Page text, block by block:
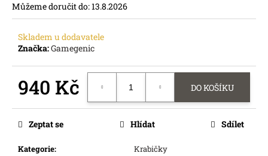
Můžeme doručit do:13.8.2026
Skladem u dodavatele
Značka:Gamegenic
940 Kč DO KOŠÍKU
Kategorie:
Krabičky
Zeptat se Hlídat Sdílet
p
o
u
č
e